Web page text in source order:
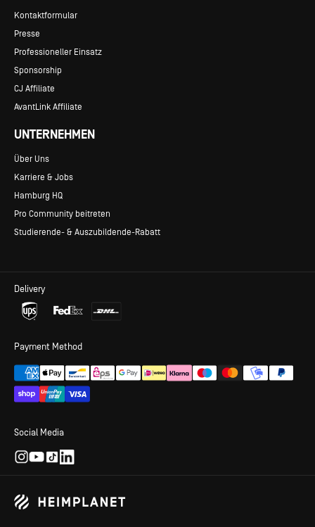
Kontaktformular
Presse
Professioneller Einsatz
Sponsorship
CJ Affiliate
AvantLink Affiliate
UNTERNEHMEN
Über Uns
Karriere & Jobs
Hamburg HQ
Pro Community beitreten
Studierende- & Auszubildende-Rabatt
Delivery
Payment Method
Social Media